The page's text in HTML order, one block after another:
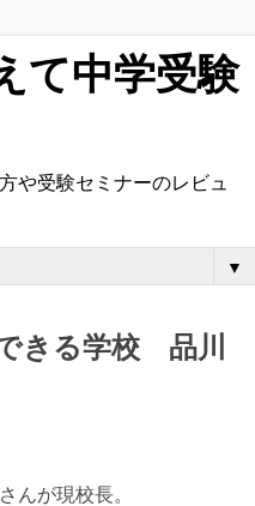
て中学受験
や受験セミナーのレビュ
▼
きる学校 品川
んが現校長。